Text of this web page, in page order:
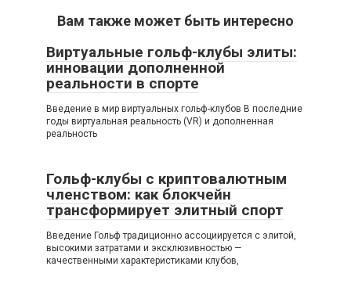
Вам также может быть интересно
Виртуальные гольф-клубы элиты:
инновации дополненной
реальности в спорте
Введение в мир виртуальных гольф-клубов В последние
годы виртуальная реальность (VR) и дополненная
реальность
Гольф-клубы с криптовалютным
членством: как блокчейн
трансформирует элитный спорт
Введение Гольф традиционно ассоциируется с элитой,
высокими затратами и эксклюзивностью —
качественными характеристиками клубов,